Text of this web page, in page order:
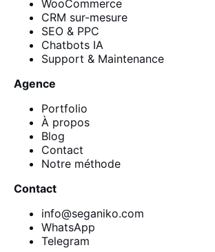
WooCommerce
CRM sur-mesure
SEO & PPC
Chatbots IA
Support & Maintenance
Agence
Portfolio
À propos
Blog
Contact
Notre méthode
Contact
info@seganiko.com
WhatsApp
Telegram